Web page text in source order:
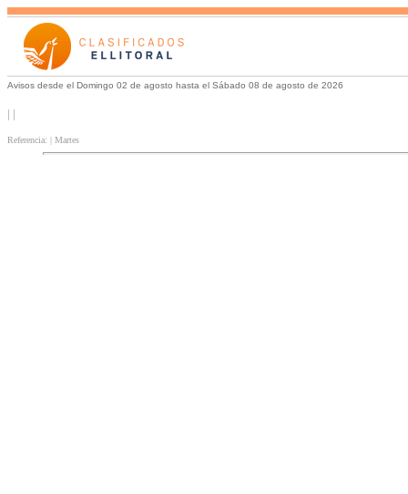
Avisos desde el Domingo 02 de agosto hasta el Sábado 08 de agosto de 2026
| |
Referencia: | Martes